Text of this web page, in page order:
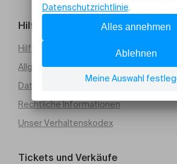
Hilfe und Kontakt
Hilfe erforderlich
Allgemeine Verkaufsbedingungen (PDF)
Datenschutz
Rechtliche Informationen
Unser Verhaltenskodex
Tickets und Verkäufe